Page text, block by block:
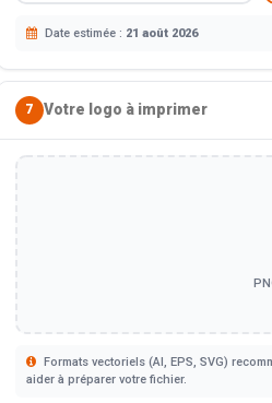
Date estimée : 21 août 2026
7 Votre logo à imprimer
Formats vectoriels (AI, EPS, SVG)
aider à préparer votre fichier.